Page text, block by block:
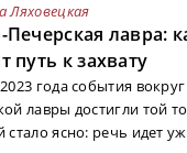
Ляховецкая
Печерская лавра:
путь к захвату
года события
лавры достигли той
стало ясно: речь идет